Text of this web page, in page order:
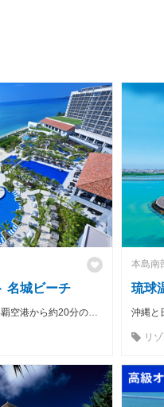
名城ビーチ
「リゾートを優雅に遊ぶ」那覇空港から約20分のラグジュアリーリゾート
本島南
琉球
リ